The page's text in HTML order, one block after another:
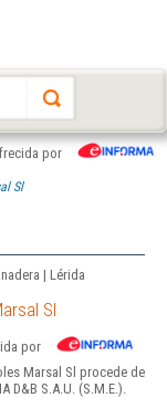
por
Sl
| Lérida
Sl
por
Marsal Sl procede de
D&B S.A.U. (S.M.E.).